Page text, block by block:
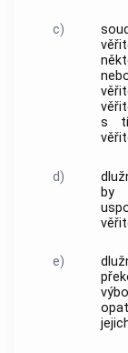
c)
s
d)
by
e)